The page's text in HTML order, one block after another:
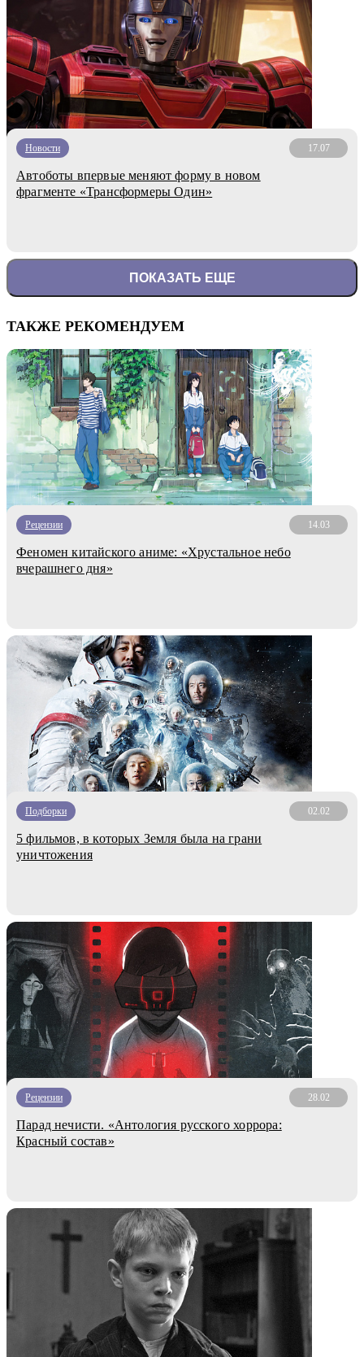
Новости 17.07
Автоботы впервые меняют форму в новом
фрагменте «Трансформеры Один»
ПОКАЗАТЬ ЕЩЕ
ТАКЖЕ РЕКОМЕНДУЕМ
Рецензии 14.03
Феномен китайского аниме: «Хрустальное небо
вчерашнего дня»
Подборки 02.02
5 фильмов, в которых Земля была на грани
уничтожения
Рецензии 28.02
Парад нечисти. «Антология русского хоррора:
Красный состав»